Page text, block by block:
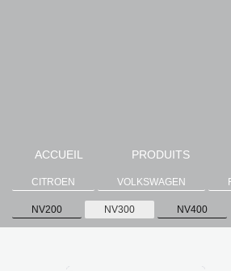
ACCUEIL PRODUITS
CITROEN VOLKSWAGEN
NV200 NV300 NV400